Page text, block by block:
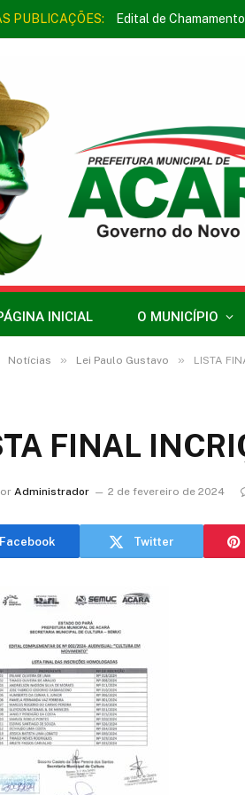
PUBLICAÇÕES: Edital de
INICIAL O MUNICÍPIO
Notícias » Lei Paulo Gustavo » LISTA
FINAL
Administrador 2 de fevereiro de 2024
Facebook Twitter